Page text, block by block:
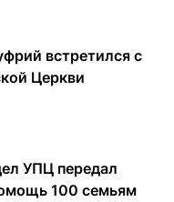
встретился с
Церкви
УПЦ передал
100 семьям